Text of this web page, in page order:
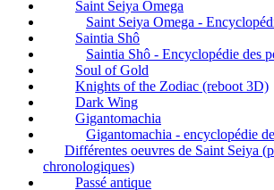
Saint Seiya Omega
Saint Seiya Omega -
Saintia Shô
Saintia Shô - Encyclopédie des
Soul of Gold
Knights of the Zodiac (reboot 3D)
Dark Wing
Gigantomachia
Gigantomachia - encyclopédie
Différentes oeuvres de Saint Seiya
chronologiques)
Passé antique